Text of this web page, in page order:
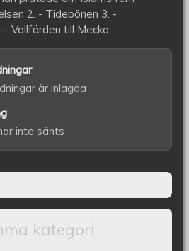
2. - Tidebönen 3. -
Vallfärden till Mecka.
är inlagda
inte sänts
kategori